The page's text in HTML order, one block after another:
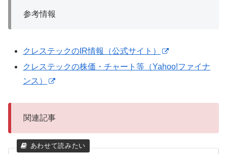
参考情報
クレステックのIR情報（公式サイト）
クレステックの株価・チャート等（Yahoo!ファイナ
ンス）
関連記事